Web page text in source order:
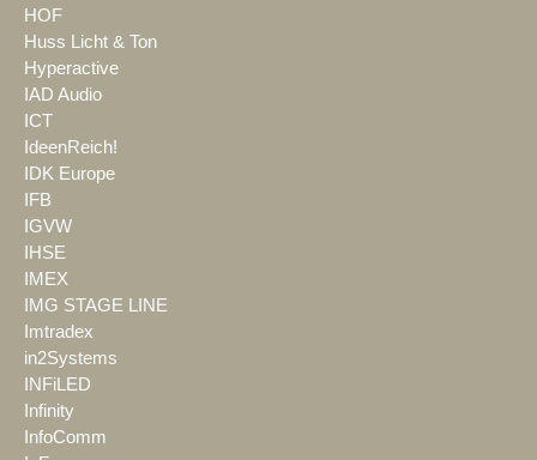
HOF
Huss Licht & Ton
Hyperactive
IAD Audio
ICT
IdeenReich!
IDK Europe
IFB
IGVW
IHSE
IMEX
IMG STAGE LINE
Imtradex
in2Systems
INFiLED
Infinity
InfoComm